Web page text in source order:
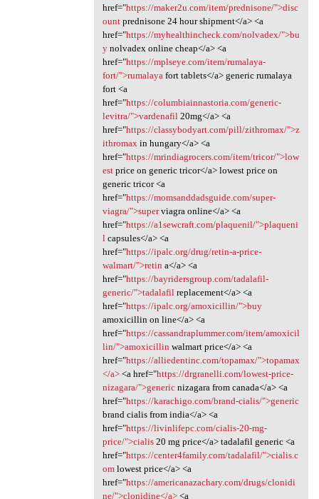
href="https://maker2u.com/item/prednisone/">disc
ountprednisone 24 hour shipment</a> <a
href="https://myhealthincheck.com/nolvadex/">bu
ynolvadex online cheap</a> <a
href="https://mplseye.com/item/rumalaya-
fort/">rumalaya fort tablets</a> generic rumalaya
fort <a
href="https://columbiainnastoria.com/generic-
levitra/">vardenafil 20mg</a> <a
href="https://classybodyart.com/pill/zithromax/">z
ithromax in hungary</a> <a
href="https://mrindiagrocers.com/item/tricor/">low
estprice on generic tricor</a> lowest price on
generic tricor <a
href="https://momsanddadsguide.com/super-
viagra/">superviagra online</a> <a
href="https://a1sewcraft.com/plaquenil/">plaqueni
l capsules</a> <a
href="https://ipalc.org/drug/retin-a-price-
walmart/">retin a</a> <a
href="https://bayridersgroup.com/tadalafil-
generic/">tadalafil replacement</a> <a
href="https://ipalc.org/amoxicillin/">buy
amoxicillin on line</a> <a
href="https://cassandraplummer.com/item/amoxicil
lin/">amoxicillin walmart price</a> <a
href="https://alliedentinc.com/topamax/">topamax
</a><a href="https://drgranelli.com/lowest-price-
nizagara/">genericnizagara from canada</a> <a
href="https://karachigo.com/brand-cialis/">generic
brand cialis from india</a> <a
href="https://livinlifepc.com/cialis-20-mg-
price/">cialis20 mg price</a> tadalafil generic <a
href="https://center4family.com/tadalafil/">cialis.c
omlowest price</a> <a
href="https://americanazachary.com/drugs/clonidi
ne/">clonidine</a><a